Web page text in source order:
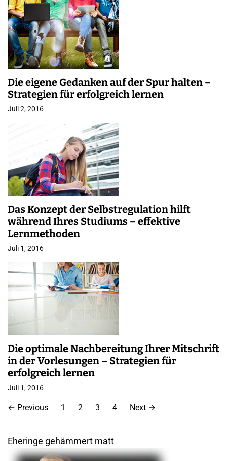
Die eigene Gedanken auf der Spur halten –
Strategien für erfolgreich lernen
Juli 2, 2016
Das Konzept der Selbstregulation hilft
während Ihres Studiums – effektive
Lernmethoden
Juli 1, 2016
Die optimale Nachbereitung Ihrer Mitschrift
in der Vorlesungen – Strategien für
erfolgreich lernen
Juli 1, 2016
S
i
← Previous 1 2 3 4 Next →
Eheringe gehämmert matt